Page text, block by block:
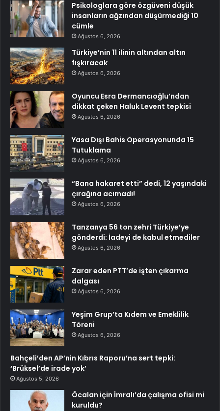
Psikologlara göre özgüveni düşük
insanların ağzından düşürmediği 10
cümle
Ağustos 6, 2026
Türkiye’nin 11 ilinin altından altın
fışkıracak
Ağustos 6, 2026
Oyuncu Esra Dermancıoğlu’ndan
dikkat çeken Haluk Levent tepkisi
Ağustos 6, 2026
Yasa Dışı Bahis Operasyonunda 15
Tutuklama
Ağustos 6, 2026
“Bana hakaret etti” dedi, 12 yaşındaki
çırağına acımadı!
Ağustos 6, 2026
Tanzanya 56 ton zehri Türkiye’ye
gönderdi: İadeyi de kabul etmediler
Ağustos 6, 2026
Zarar eden PTT’de işten çıkarma
dalgası
Ağustos 6, 2026
Yeşim Grup’ta Kıdem ve Emeklilik
Töreni
Ağustos 6, 2026
Bahçeli’den AP’nin Kıbrıs Raporu’na sert tepki:
‘Brüksel’de irade yok’
Ağustos 5, 2026
Öcalan için İmralı’da çalışma ofisi mi
kuruldu?